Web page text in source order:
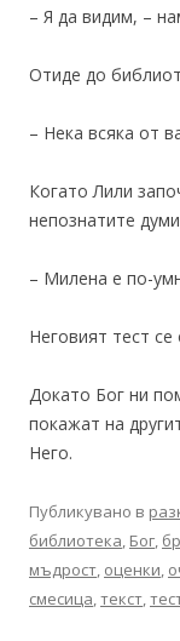
– Я да видим, –
Отиде до
– Нека всяка от
Когато Лили
непознатите
– Милена е по-
Неговият тест
Докато Бог ни
покажат на
Него.
Публикувано в
библиотека, Бог,
мъдрост, оценки,
смесица,текст,